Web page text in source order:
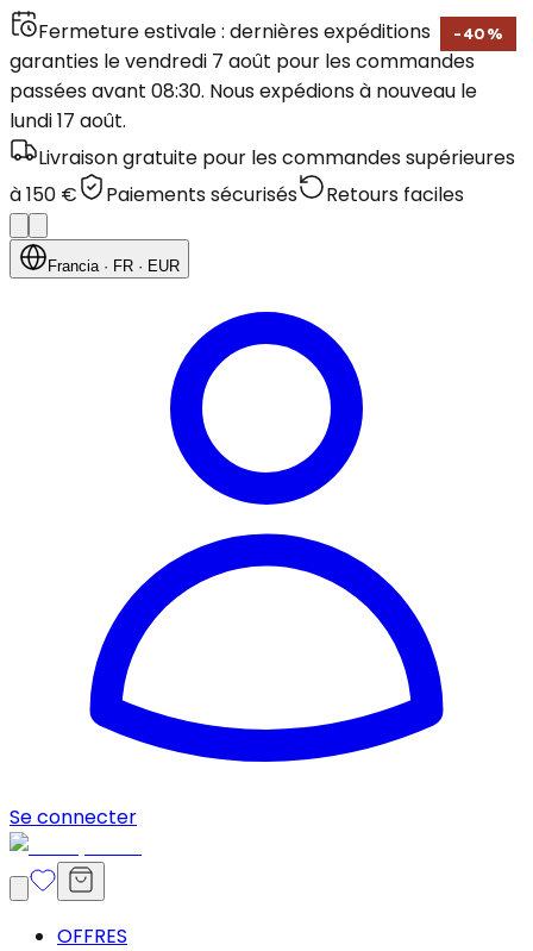
Fermeture estivale : dernières expéditions
garanties le vendredi 7 août pour les commandes
passées avant 08:30. Nous expédions à nouveau le
lundi 17 août.
Livraison gratuite pour les commandes supérieures
à 150 €
Paiements sécurisés Retours faciles
Francia· FR · EUR
Se connecter
OFFRES
- 40 %